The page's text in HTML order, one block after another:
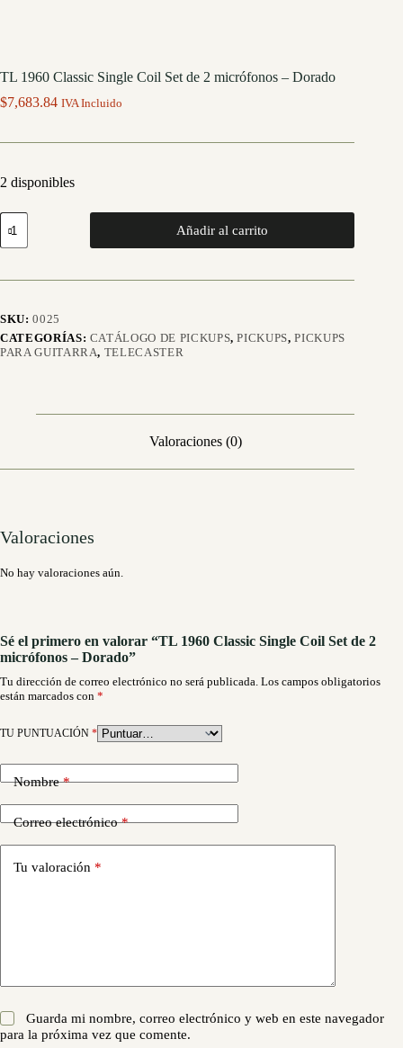
TL 1960 Classic Single Coil Set de 2 micrófonos – Dorado
$7,683.84 IVA Incluido
2 disponibles
TL
1960
Classic
Coil
2
micrófonos
-
Añadir al carrito
SKU:0025
CATEGORÍAS: CATÁLOGO DE PICKUPS,PICKUPS,PICKUPS
PARA GUITARRA, TELECASTER
Valoraciones (0)
Valoraciones
No hay valoraciones aún.
Sé el primero en valorar “TL 1960 Classic Single Coil Set de 2
micrófonos – Dorado”
Tu dirección de correo electrónico no será publicada. Los campos obligatorios
están marcados con *
TU PUNTUACIÓN *
Nombre*
Correo electrónico*
Tu valoración *
Guarda mi nombre, correo electrónico y web en este navegador
para la próxima vez que comente.